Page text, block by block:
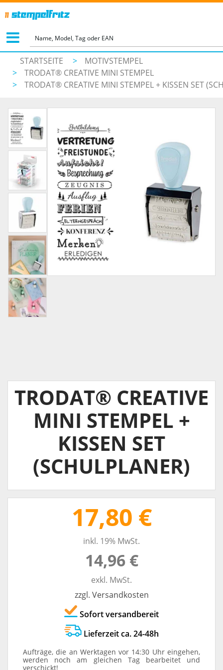
STARTSEITE >
MOTIVSTEMPEL
>
TRODAT® CREATIVE MINI STEMPEL
>
TRODAT® CREATIVE MINI STEMPEL + KISSEN SET
TRODAT® CREATIVE
MINI STEMPEL +
KISSEN SET
(SCHULPLANER)
17,80 €
inkl. 19% MwSt.
14,96 €
exkl. MwSt.
zzgl. Versandkosten
Sofort versandbereit
Lieferzeit ca. 24-48h
Aufträge, die an Werktagen vor 14:30 Uhr eingehen,
werden noch am gleichen Tag bearbeitet und
verschickt!